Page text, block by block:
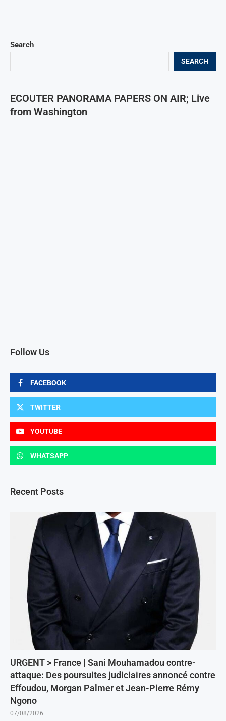
Search
SEARCH
ECOUTER PANORAMA PAPERS ON AIR; Live
from Washington
Follow Us
FACEBOOK
TWITTER
YOUTUBE
WHATSAPP
Recent Posts
URGENT > France | Sani Mouhamadou contre-
attaque: Des poursuites judiciaires annoncé contre
Effoudou, Morgan Palmer et Jean-Pierre Rémy
Ngono
07/08/2026